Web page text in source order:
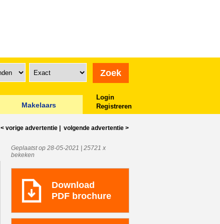
Makelaars
Login
Registreren
< vorige advertentie volgende advertentie >
Geplaatst op 28-05-2021 | 25721 x
bekeken
Download
PDF brochure